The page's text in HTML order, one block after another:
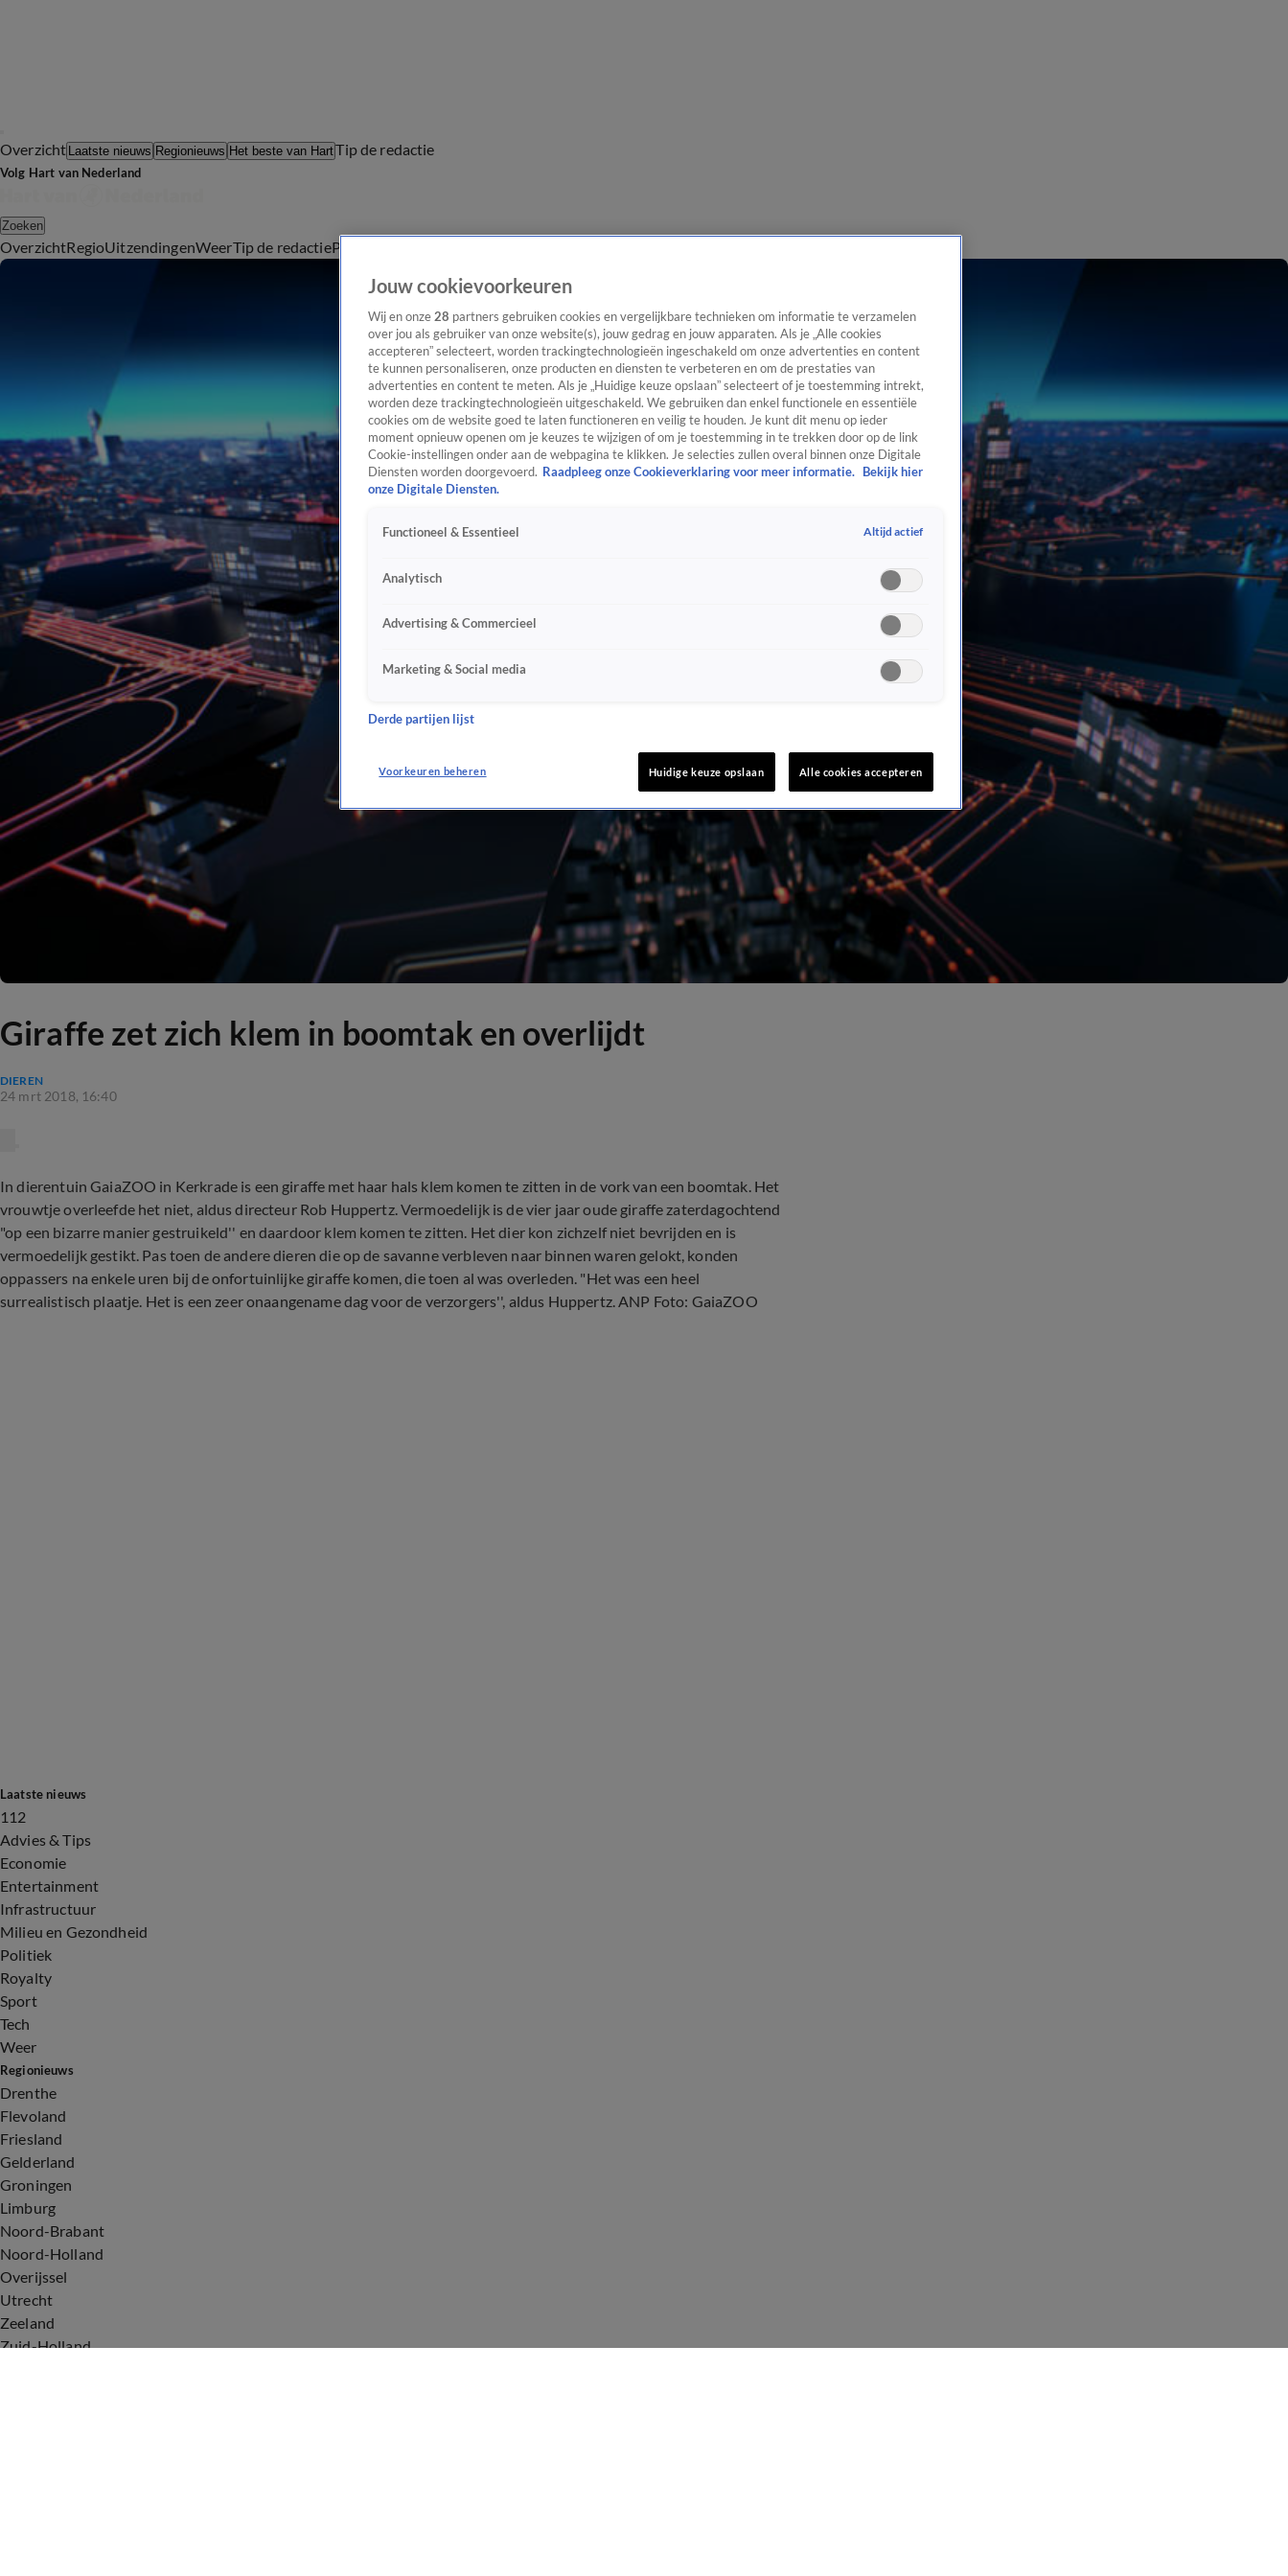
Overzicht Laatste nieuws Regionieuws Het beste van HartTip de redactie
Volg Hart van Nederland
Zoeken
OverzichtRegioUitzendingenWeerTip de redactiePanel
Giraffe zet zich klem in boomtak en overlijdt
DIEREN
24 mrt 2018, 16:40
In dierentuin GaiaZOO in Kerkrade is een giraffe met haar hals klem komen te zitten in de vork van een boomtak. Het
vrouwtje overleefde het niet, aldus directeur Rob Huppertz. Vermoedelijk is de vier jaar oude giraffe zaterdagochtend
"op een bizarre manier gestruikeld'' en daardoor klem komen te zitten. Het dier kon zichzelf niet bevrijden en is
vermoedelijk gestikt. Pas toen de andere dieren die op de savanne verbleven naar binnen waren gelokt, konden
oppassers na enkele uren bij de onfortuinlijke giraffe komen, die toen al was overleden. "Het was een heel
surrealistisch plaatje. Het is een zeer onaangename dag voor de verzorgers'', aldus Huppertz. ANP Foto: GaiaZOO
Laatste nieuws
112
Advies & Tips
Economie
Entertainment
Infrastructuur
Milieu en Gezondheid
Politiek
Royalty
Sport
Tech
Weer
Regionieuws
Drenthe
Flevoland
Friesland
Gelderland
Groningen
Limburg
Noord-Brabant
Noord-Holland
Overijssel
Utrecht
Zeeland
Zuid-Holland
Jouw cookievoorkeuren
Wij en onze 28 partners gebruiken cookies en vergelijkbare technieken om informatie te verzamelen
over jou als gebruiker van onze website(s), jouw gedrag en jouw apparaten. Als je „Alle cookies
accepteren” selecteert, worden trackingtechnologieën ingeschakeld om onze advertenties en content
te kunnen personaliseren, onze producten en diensten te verbeteren en om de prestaties van
advertenties en content te meten. Als je „Huidige keuze opslaan” selecteert of je toestemming intrekt,
worden deze trackingtechnologieën uitgeschakeld. We gebruiken dan enkel functionele en essentiële
cookies om de website goed te laten functioneren en veilig te houden. Je kunt dit menu op ieder
moment opnieuw openen om je keuzes te wijzigen of om je toestemming in te trekken door op de link
Cookie-instellingen onder aan de webpagina te klikken. Je selecties zullen overal binnen onze Digitale
Diensten worden doorgevoerd. Raadpleeg onze Cookieverklaring voor meer informatie.
Bekijk hier
onze Digitale Diensten.
Functioneel & Essentieel Altijd actief
Analytisch
Advertising & Commercieel
Marketing & Social media
Derde partijen lijst
Voorkeuren beheren Huidige keuze opslaan Alle cookies accepteren